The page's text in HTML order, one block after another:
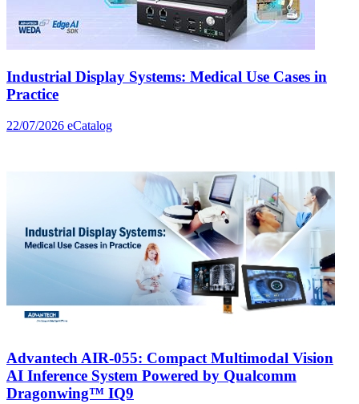
Industrial Display Systems: Medical Use Cases in
Practice
22/07/2026 eCatalog
Advantech AIR-055: Compact Multimodal Vision
AI Inference System Powered by Qualcomm
Dragonwing™ IQ9